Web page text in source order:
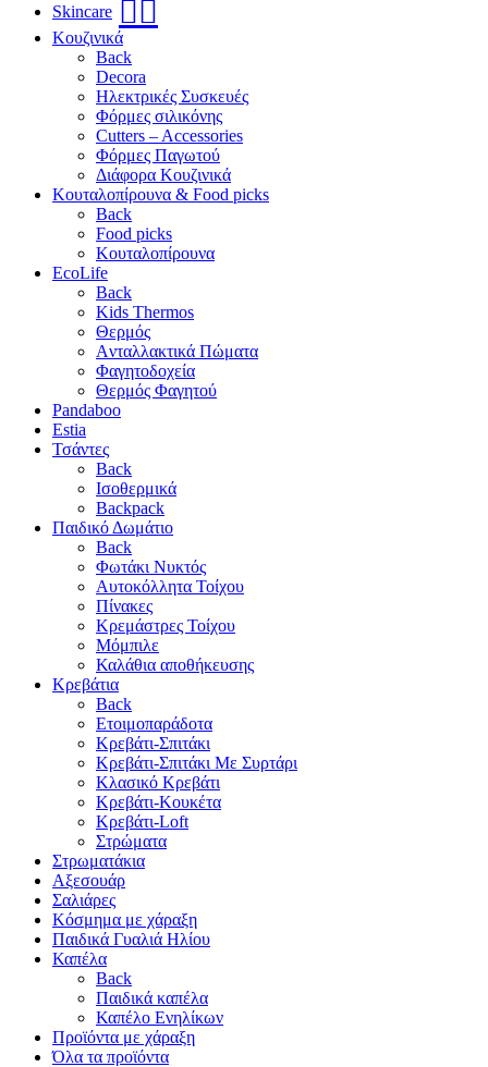
Skincare 🧖‍♀️
Κουζινικά
Back
Decora
Ηλεκτρικές Συσκευές
Φόρμες σιλικόνης
Cutters – Accessories
Φόρμες Παγωτού
Διάφορα Κουζινικά
Κουταλοπίρουνα & Food picks
Back
Food picks
Κουταλοπίρουνα
EcoLife
Back
Kids Thermos
Θερμός
Aνταλλακτικά Πώματα
Φαγητοδοχεία
Θερμός Φαγητού
Pandaboo
Estia
Τσάντες
Back
Ισοθερμικά
Backpack
Παιδικό Δωμάτιο
Back
Φωτάκι Νυκτός
Αυτοκόλλητα Τοίχου
Πίνακες
Κρεμάστρες Τοίχου
Μόμπιλε
Καλάθια αποθήκευσης
Κρεβάτια
Back
Ετοιμοπαράδοτα
Κρεβάτι-Σπιτάκι
Κρεβάτι-Σπιτάκι Με Συρτάρι
Κλασικό Κρεβάτι
Κρεβάτι-Κουκέτα
Κρεβάτι-Loft
Στρώματα
Στρωματάκια
Αξεσουάρ
Σαλιάρες
Κόσμημα με χάραξη
Παιδικά Γυαλιά Ηλίου
Καπέλα
Back
Παιδικά καπέλα
Καπέλο Ενηλίκων
Προϊόντα με χάραξη
Όλα τα προϊόντα